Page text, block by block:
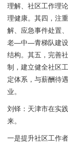
理解、社区工作理
理健康。其四，注
解、应急事件处置
老—中—青梯队建设
结构。其五，完善
制，建立健全社区
定体系，与薪酬待
业。
刘铎：天津市在实
来。
一是提升社区工作